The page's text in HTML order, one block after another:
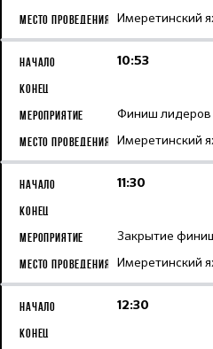
Имеретинский
10:53
Финиш лидеров
Имеретинский
11:30
Закрытие
Имеретинский
12:30